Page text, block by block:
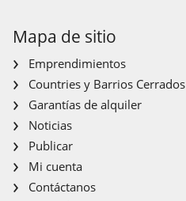
Mapa de sitio
Emprendimientos
Countries y Barrios Cerrados
Garantías de alquiler
Noticias
Publicar
Mi cuenta
Contáctanos